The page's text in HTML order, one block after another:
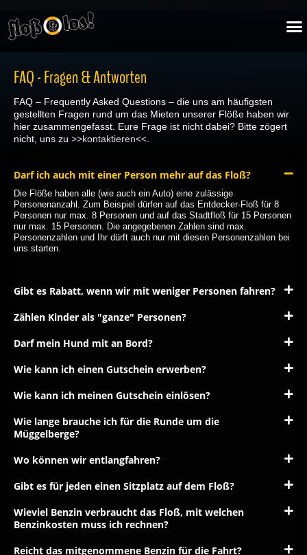
Inhalt
springen
FAQ - Fragen & Antworten
FAQ – Frequently Asked Questions – die uns am häufigsten
gestellten Fragen rund um das Mieten unserer Flöße haben wir
hier zusammengefasst. Eure Frage ist nicht dabei? Bitte zögert
nicht, uns zu >>kontaktieren<<.
Darf ich auch mit einer Person mehr auf das Floß?
Die Flöße haben alle (wie auch ein Auto) eine zulässige
Personenanzahl. Zum Beispiel dürfen auf das Entdecker-Floß für 8
Personen nur max. 8 Personen und auf das Stadtfloß für 15 Personen
nur max. 15 Personen. Die angegebenen Zahlen sind max.
Personenzahlen und Ihr dürft auch nur mit diesen Personenzahlen bei
uns starten.
Gibt es Rabatt, wenn wir mit weniger Personen fahren?
Zählen Kinder als "ganze" Personen?
Darf mein Hund mit an Bord?
Wie kann ich einen Gutschein erwerben?
Wie kann ich meinen Gutschein einlösen?
Wie lange brauche ich für die Runde um die
Müggelberge?
Wo können wir entlangfahren?
Gibt es für jeden einen Sitzplatz auf dem Floß?
Wieviel Benzin verbraucht das Floß, mit welchen
Benzinkosten muss ich rechnen?
Reicht das mitgenommene Benzin für die Fahrt?